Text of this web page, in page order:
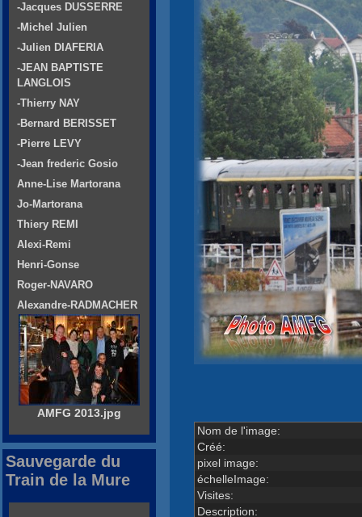
Nom de l'image:
Créé:
pixel image:
échelleImage:
Visites:
Description:
-Jacques DUSSERRE
-Michel Julien
-Julien DIAFERIA
-JEAN BAPTISTE
LANGLOIS
-Thierry NAY
-Bernard BERISSET
-Pierre LEVY
-Jean frederic Gosio
Anne-Lise Martorana
Jo-Martorana
Thiery REMI
Alexi-Remi
Henri-Gonse
Roger-NAVARO
Alexandre-RADMACHER
AMFG 2013.jpg
Sauvegarde du
Train de la Mure